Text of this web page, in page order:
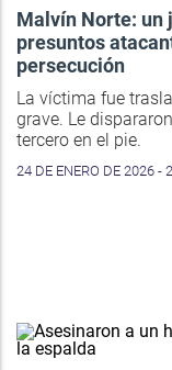
Malvín Norte: un
presuntos
persecución
La víctima fue
grave. Le
tercero en el pie.
24 DE ENERO DE 2026 -